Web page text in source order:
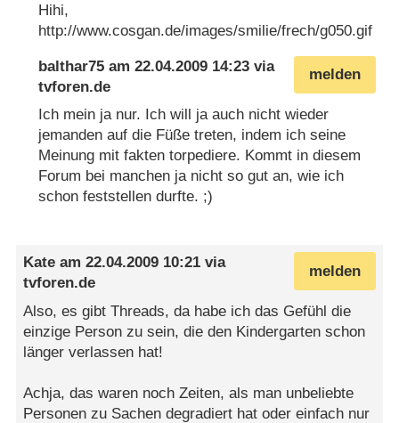
Hihi,
http://www.cosgan.de/images/smilie/frech/g050.gif
melden
balthar75 am22.04.2009 14:23 via
tvforen.de
Ich mein ja nur. Ich will ja auch nicht wieder
jemanden auf die Füße treten, indem ich seine
Meinung mit fakten torpediere. Kommt in diesem
Forum bei manchen ja nicht so gut an, wie ich
schon feststellen durfte. ;)
melden
Kate am22.04.2009 10:21 via
tvforen.de
Also, es gibt Threads, da habe ich das Gefühl die
einzige Person zu sein, die den Kindergarten schon
länger verlassen hat!
Achja, das waren noch Zeiten, als man unbeliebte
Personen zu Sachen degradiert hat oder einfach nur